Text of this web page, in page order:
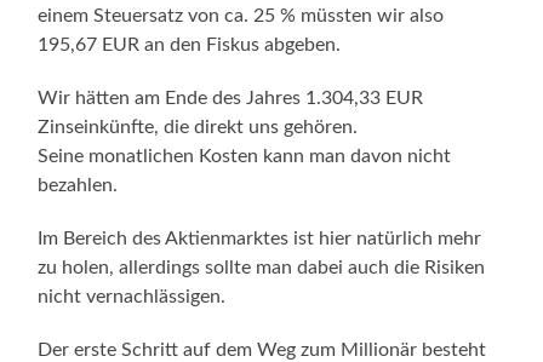
einem Steuersatz von ca. 25 % müssten wir also
195,67 EUR an den Fiskus abgeben.
Wir hätten am Ende des Jahres 1.304,33 EUR
Zinseinkünfte, die direkt uns gehören.
Seine monatlichen Kosten kann man davon nicht
bezahlen.
Im Bereich des Aktienmarktes ist hier natürlich mehr
zu holen, allerdings sollte man dabei auch die Risiken
nicht vernachlässigen.
Der erste Schritt auf dem Weg zum Millionär besteht